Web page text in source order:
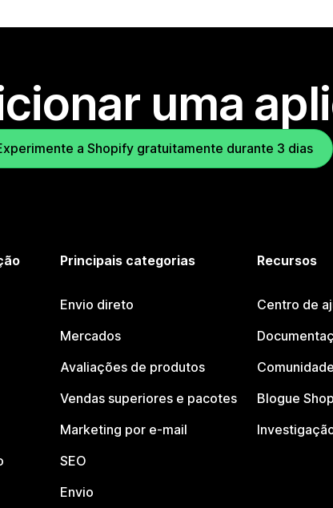
uma
a Shopify gratuitamente durante 3 dias
Principais categorias
Envio direto
Mercados
Avaliações de produtos
Vendas superiores e pacotes
Marketing por e-mail
SEO
Envio
Recursos
Centro de
Blogue